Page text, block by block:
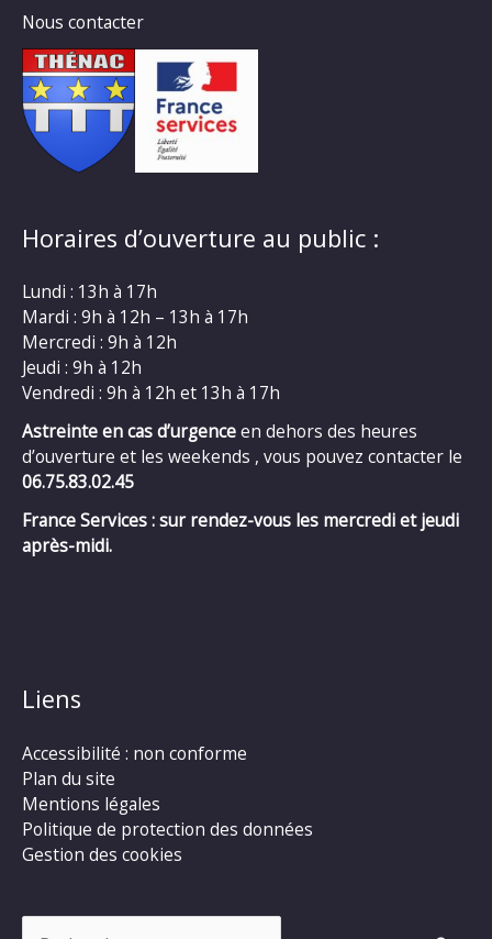
Nous contacter
Horaires d’ouverture au public :
Lundi : 13h à 17h
Mardi : 9h à 12h – 13h à 17h
Mercredi : 9h à 12h
Jeudi : 9h à 12h
Vendredi : 9h à 12h et 13h à 17h
Astreinte en cas d’urgenceen dehors des heures
d’ouverture et les weekends , vous pouvez contacter le
06.75.83.02.45
France Services : sur rendez-vous les mercredi et jeudi
après-midi.
Liens
Accessibilité : non conforme
Plan du site
Mentions légales
Politique de protection des données
Gestion des cookies